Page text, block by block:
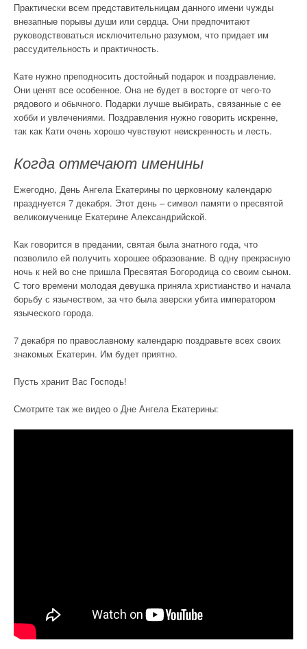
Практически всем представительницам данного имени чужды
внезапные порывы души или сердца. Они предпочитают
руководствоваться исключительно разумом, что придает им
рассудительность и практичность.
Кате нужно преподносить достойный подарок и поздравление.
Они ценят все особенное. Она не будет в восторге от чего-то
рядового и обычного. Подарки лучше выбирать, связанные с ее
хобби и увлечениями. Поздравления нужно говорить искренне,
так как Кати очень хорошо чувствуют неискренность и лесть.
Когда отмечают именины
Ежегодно, День Ангела Екатерины по церковному календарю
празднуется 7 декабря. Этот день – символ памяти о пресвятой
великомученице Екатерине Александрийской.
Как говорится в предании, святая была знатного года, что
позволило ей получить хорошее образование. В одну прекрасную
ночь к ней во сне пришла Пресвятая Богородица со своим сыном.
С того времени молодая девушка приняла христианство и начала
борьбу с язычеством, за что была зверски убита императором
языческого города.
7 декабря по православному календарю поздравьте всех своих
знакомых Екатерин. Им будет приятно.
Пусть хранит Вас Господь!
Смотрите так же видео о Дне Ангела Екатерины: